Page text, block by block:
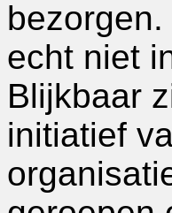
echt niet
Blijkbaar
initiatief